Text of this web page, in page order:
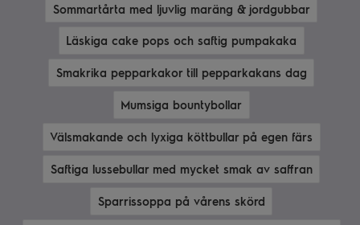
Sommartårta med ljuvlig maräng & jordgubbar
Läskiga cake pops och saftig pumpakaka
Smakrika pepparkakor till pepparkakans dag
Mumsiga bountybollar
Välsmakande och lyxiga köttbullar på egen färs
Saftiga lussebullar med mycket smak av saffran
Sparrissoppa på vårens skörd